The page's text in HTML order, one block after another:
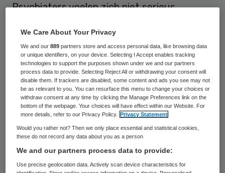
Psychiaters voelen zich niet serieus
weigeren om het werkgeversdeel van de
vrijgevallen pensioenpremie terug te geven.
Dit meldt de Landelijke vereniging van
Artsen in Dienstverband (LAD).Het is de
tweede actiedag in de ggz. Psychiaters
LAD, omdat ggz-instellingen blijven
weigeren om het werkgeversdeel van de
vrijgevallen pensioenpremie terug te geven.
We Care About Your Privacy
We and our889 partners store and access personal data, like browsing data
or unique identifiers, on your device. Selecting I Accept enables tracking
technologies to support the purposes shown under we and our partners
process data to provide. Selecting Reject All or withdrawing your consent will
disable them. If trackers are disabled, some content and ads you see may not
be as relevant to you. You can resurface this menu to change your choices or
withdraw consent at any time by clicking the Manage Preferences link on the
bottom of the webpage. Your choices will have effect within our Website. For
more details, refer to our Privacy Policy.
Privacy Statement
Would you rather not? Then we only place essential and statistical cookies,
these do not record any data about you as a person
We and our partners process data to provide:
Use precise geolocation data. Actively scan device characteristics for